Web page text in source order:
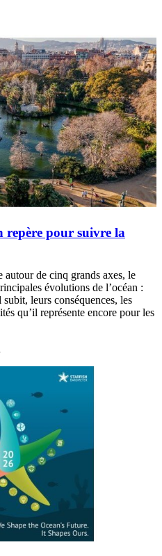
repère pour suivre la
autour de cinq grands axes, le
évolutions de l’océan :
leurs conséquences, les
qu’il représente encore pour les